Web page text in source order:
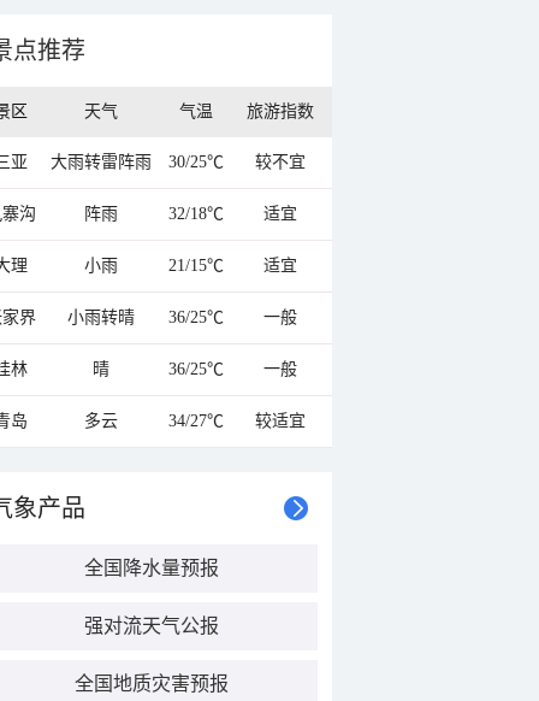
点推荐
区 天气 气温 旅游指数
亚 大雨转雷阵雨 30/25℃ 较不宜
沟 阵雨 32/18℃ 适宜
理 小雨 21/15℃ 适宜
界 小雨转晴 36/25℃ 一般
林 晴 36/25℃ 一般
岛 多云 34/27℃ 较适宜
象产品
全国降水量预报
强对流天气公报
全国地质灾害预报